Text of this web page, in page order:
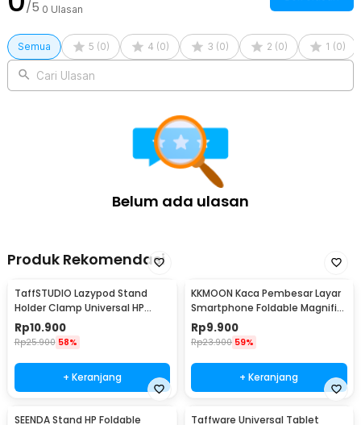
/5 0 Ulasan
Semua 5 (0) 4 (0) 3 (0) 2 (0) 1 (0)
Cari Ulasan
Belum ada ulasan
Produk Rekomendasi
TaffSTUDIO Lazypod Stand
Holder Clamp Universal HP
Tablet Monopod 57cm -
Tripod-8-1
Rp10.900
Rp25.900 58%
+ Keranjang
KKMOON Kaca Pembesar Layar
Smartphone Foldable Magnifier
Stand 5X - F1
Rp9.900
Rp23.900 59%
+ Keranjang
SEENDA Stand HP Foldable
Taffware Universal Tablet